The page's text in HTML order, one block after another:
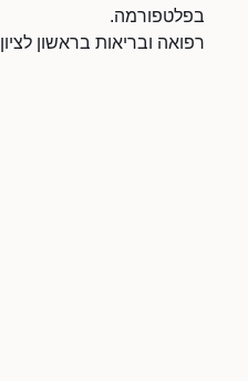
בפלטפורמה.
רפואה ובריאות בראשון לציון